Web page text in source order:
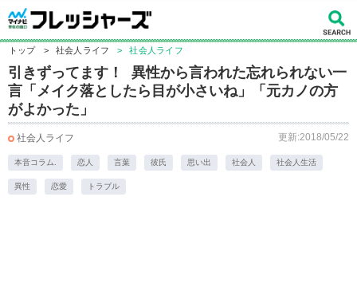
トップ > 社会人ライフ > 社会人ライフ
引きずってます！ 異性から言われた忘れられない一
言「メイク落としたら目が小さいね」「元カノの方
がよかった」
社会人ライフ 更新:2018/05/22
本音コラム. 恋人 言葉 彼氏 思い出 社会人 社会人生活
異性 恋愛 トラブル